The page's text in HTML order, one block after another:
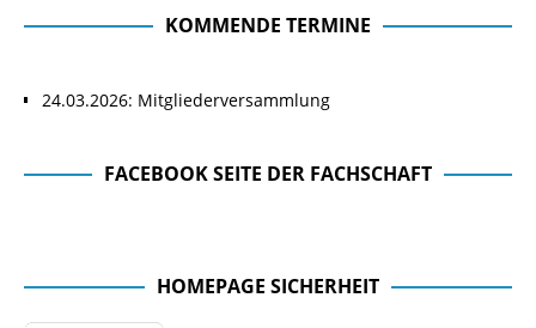
KOMMENDE TERMINE
24.03.2026: Mitgliederversammlung
FACEBOOK SEITE DER FACHSCHAFT
HOMEPAGE SICHERHEIT